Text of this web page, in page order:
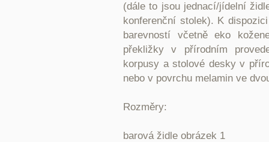
(dále to jsou jednací/jídelní
konferenční stolek). K
barevností včetně eko
překližky v přírodním
korpusy a stolové desky v
nebo v povrchu melamin ve
Rozměry:
barová židle obrázek 1